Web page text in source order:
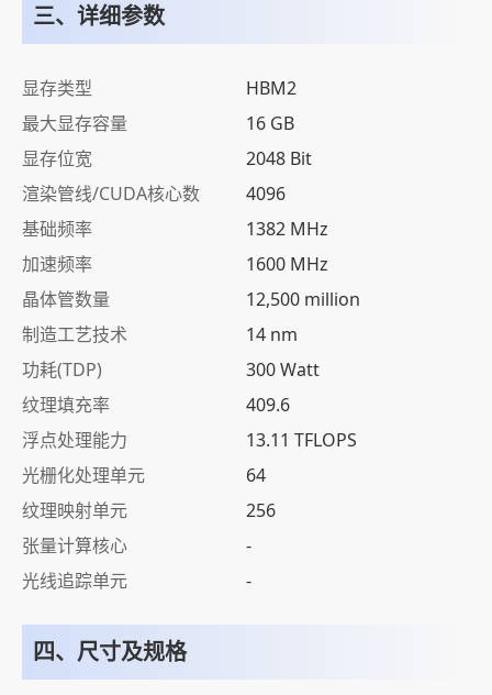
三、详细参数
显存类型
HBM2
最大显存容量
16 GB
显存位宽
2048 Bit
渲染管线/CUDA核心数
4096
基础频率
1382 MHz
加速频率
1600 MHz
晶体管数量
12,500 million
制造工艺技术
14 nm
功耗(TDP)
300 Watt
纹理填充率
409.6
浮点处理能力
13.11 TFLOPS
光栅化处理单元
64
纹理映射单元
256
张量计算核心
-
光线追踪单元
-
四、尺寸及规格